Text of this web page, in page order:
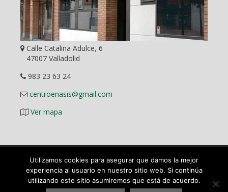
Calle Catalina Adulce, 6
47007 Valladolid
983 23 63 24
centroenasis@gmail.com
Ver mapa
Diseño Web
2026 ENASIS Centro Pedagógico y Académico en Valladolid.
Utilizamos cookies para asegurar que damos la mejor
experiencia al usuario en nuestro sitio web. Si continúa
utilizando este sitio asumiremos que está de acuerdo.